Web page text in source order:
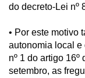
do decreto-Lei nº
• Por este motivo
autonomia local e
nº 1 do artigo 16º
setembro, as